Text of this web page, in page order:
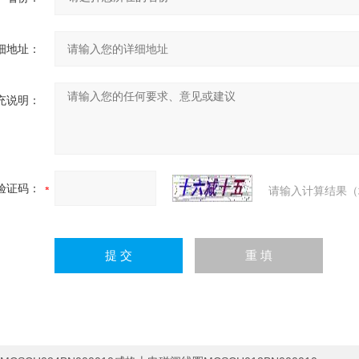
地址：
说明：
证码： 请输入计算结果